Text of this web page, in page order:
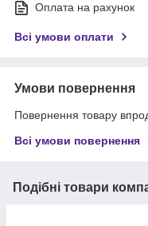
Оплата на рахунок
Всі умови оплати
Умови повернення
Повернення товару
Всі умови повернення
Подібні товари